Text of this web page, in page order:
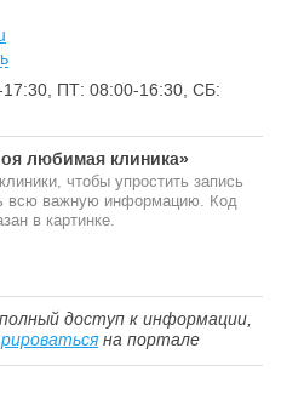
ПТ: 08:00-16:30, СБ:
любимая клиника»
чтобы упростить запись
всю важную информацию. Код
в картинке.
доступ к информации,
на портале